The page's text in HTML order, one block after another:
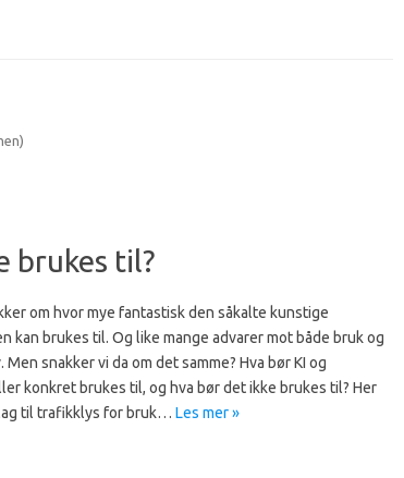
brukes til?
om hvor mye fantastisk den såkalte kunstige
kan brukes til. Og like mange advarer mot både bruk og
Men snakker vi da om det samme? Hva bør KI og
konkret brukes til, og hva bør det ikke brukes til? Her
til trafikklys for bruk… Les mer »